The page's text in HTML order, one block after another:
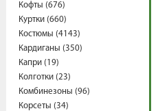
Кофты (676)
Куртки (660)
Костюмы (4143)
Кардиганы (350)
Капри (19)
Колготки (23)
Комбинезоны (96)
Корсеты (34)